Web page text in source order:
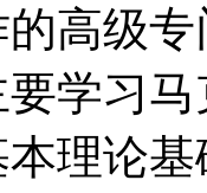
的高级
学习
理论